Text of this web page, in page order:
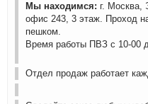
Мы находимся: г. Москва,
офис 243, 3 этаж. Проход
пешком.
Время работы ПВЗ с 10-00
Отдел продаж работает